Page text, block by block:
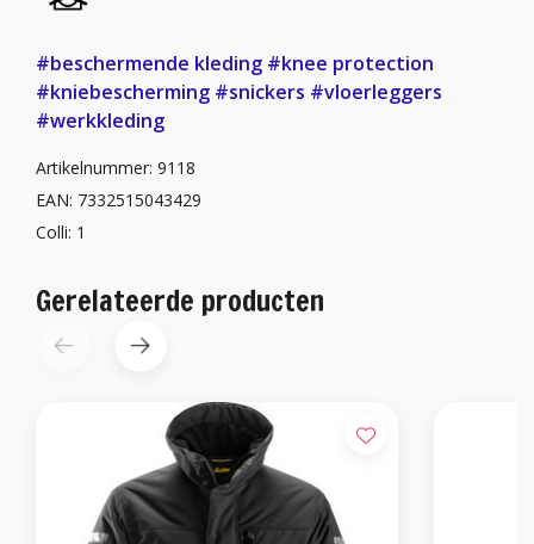
#beschermende kleding #knee protection
#kniebescherming #snickers #vloerleggers
#werkkleding
Artikelnummer: 9118
EAN: 7332515043429
Colli: 1
Gerelateerde producten